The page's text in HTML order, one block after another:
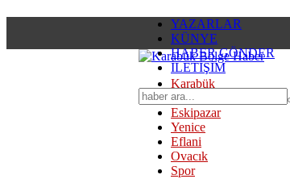
YAZARLAR
KÜNYE
HABER GÖNDER
İLETİŞİM
Karabük
Safranbolu
Eskipazar
Yenice
Eflani
Ovacık
Spor